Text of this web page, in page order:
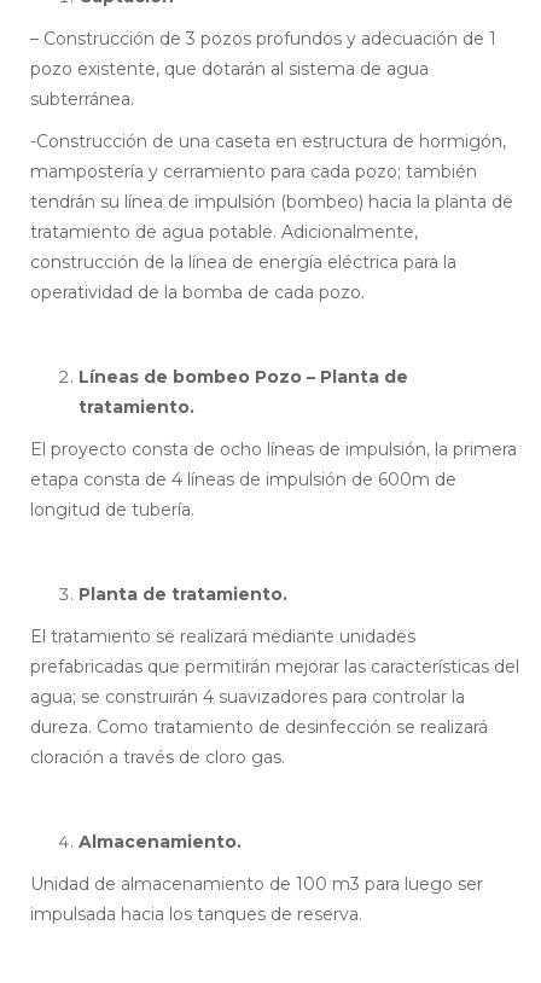
– Construcción de 3 pozos profundos y adecuación de 1
pozo existente, que dotarán al sistema de agua
subterránea.
-Construcción de una caseta en estructura de hormigón,
mampostería y cerramiento para cada pozo; también
tendrán su línea de impulsión (bombeo) hacia la planta de
tratamiento de agua potable. Adicionalmente,
construcción de la línea de energía eléctrica para la
operatividad de la bomba de cada pozo.
Líneas de bombeo Pozo – Planta de
tratamiento.
El proyecto consta de ocho líneas de impulsión, la primera
etapa consta de 4 líneas de impulsión de 600m de
longitud de tubería.
Planta de tratamiento.
El tratamiento se realizará mediante unidades
prefabricadas que permitirán mejorar las características del
agua; se construirán 4 suavizadores para controlar la
dureza. Como tratamiento de desinfección se realizará
cloración a través de cloro gas.
Almacenamiento.
Unidad de almacenamiento de 100 m3 para luego ser
impulsada hacia los tanques de reserva.